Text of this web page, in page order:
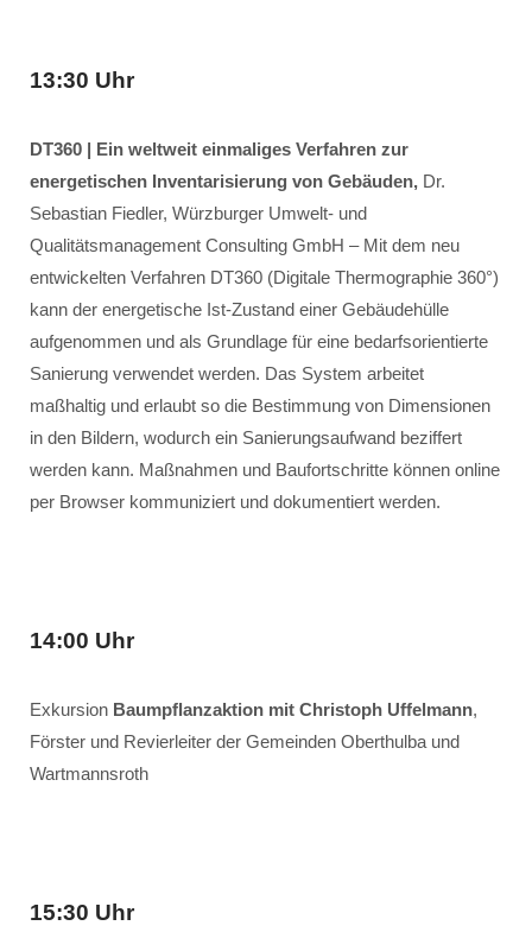
13:30 Uhr
DT360 | Ein weltweit einmaliges Verfahren zur
energetischen Inventarisierung von Gebäuden, Dr.
Sebastian Fiedler, Würzburger Umwelt- und
Qualitätsmanagement Consulting GmbH – Mit dem neu
entwickelten Verfahren DT360 (Digitale Thermographie 360°)
kann der energetische Ist-Zustand einer Gebäudehülle
aufgenommen und als Grundlage für eine bedarfsorientierte
Sanierung verwendet werden. Das System arbeitet
maßhaltig und erlaubt so die Bestimmung von Dimensionen
in den Bildern, wodurch ein Sanierungsaufwand beziffert
werden kann. Maßnahmen und Baufortschritte können online
per Browser kommuniziert und dokumentiert werden.
14:00 Uhr
Exkursion Baumpflanzaktion mit Christoph Uffelmann,
Förster und Revierleiter der Gemeinden Oberthulba und
Wartmannsroth
15:30 Uhr